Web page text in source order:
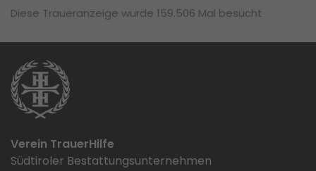
Diese Traueranzeige wurde 159.506 Mal besucht
Verein TrauerHilfe
Südtiroler Bestattungsunternehmen